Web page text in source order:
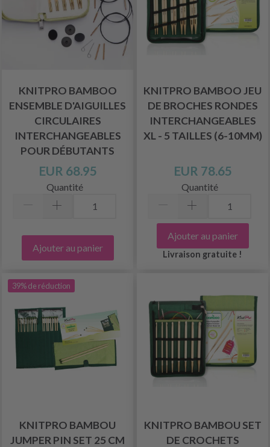
KNITPRO BAMBOO
ENSEMBLE D'AIGUILLES
CIRCULAIRES
INTERCHANGEABLES
POUR DÉBUTANTS
EUR 68.95
Quantité
Ajouter au panier
KNITPRO BAMBOO JEU
DE BROCHES RONDES
INTERCHANGEABLES
XL - 5 TAILLES (6-10MM)
EUR 78.65
Quantité
Ajouter au panier
Livraison gratuite !
39% de réduction
KNITPRO BAMBOU
JUMPER PIN SET 25 CM
KNITPRO BAMBOU SET
DE CROCHETS